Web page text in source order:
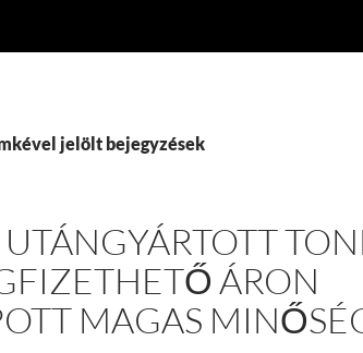
jelölt bejegyzések
ÁRON
MAGAS